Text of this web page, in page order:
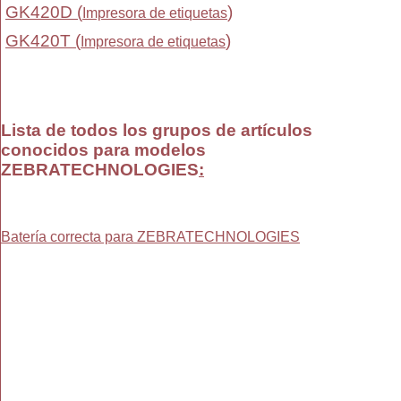
GK420D ( Impresora de etiquetas)
GK420T ( Impresora de etiquetas)
Lista de todos los grupos de artículos
conocidos para modelos
ZEBRATECHNOLOGIES:
Batería correcta para ZEBRATECHNOLOGIES